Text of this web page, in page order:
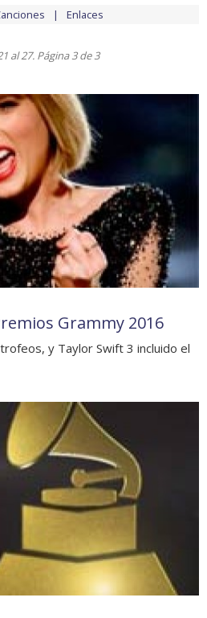
Enlaces
al 27. Página 3 de 3
Grammy 2016
y Taylor Swift 3 incluido el